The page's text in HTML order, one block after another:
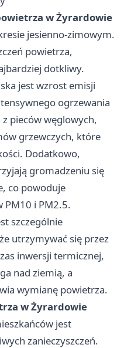
w Żyrardowie
jesienno-zimowym.
powietrza,
dotkliwy.
jest wzrost emisji
ogrzewania
pieców węglowych,
grzewczych, które
Dodatkowo,
gromadzeniu się
co powoduje
PM10 i PM2.5.
szczególnie
utrzymywać się przez
inwersji termicznej,
nad ziemią, a
wymianę powietrza.
w Żyrardowie
jest
zanieczyszczeń.